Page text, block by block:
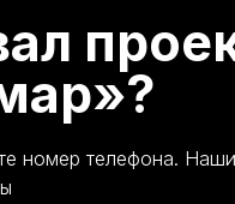
номер телефона. Наши